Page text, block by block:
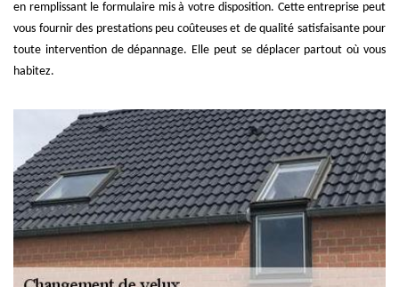
en remplissant le formulaire mis à votre disposition. Cette entreprise peut
vous fournir des prestations peu coûteuses et de qualité satisfaisante pour
toute intervention de dépannage. Elle peut se déplacer partout où vous
habitez.